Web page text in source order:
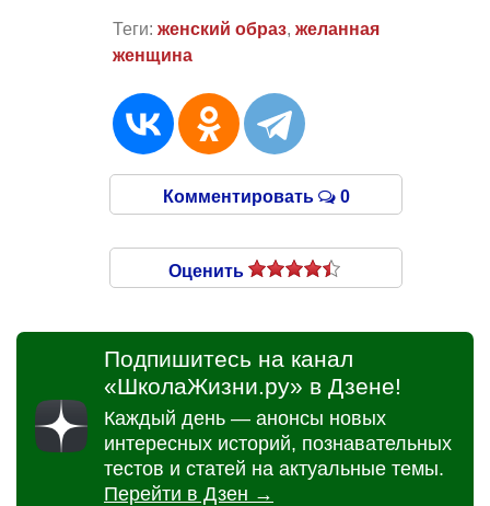
Теги: женский образ, желанная
женщина
Комментировать 0
Оценить
Подпишитесь на канал
«ШколаЖизни.ру» в Дзене!
Каждый день — анонсы новых
интересных историй, познавательных
тестов и статей на актуальные темы.
Перейти в Дзен →